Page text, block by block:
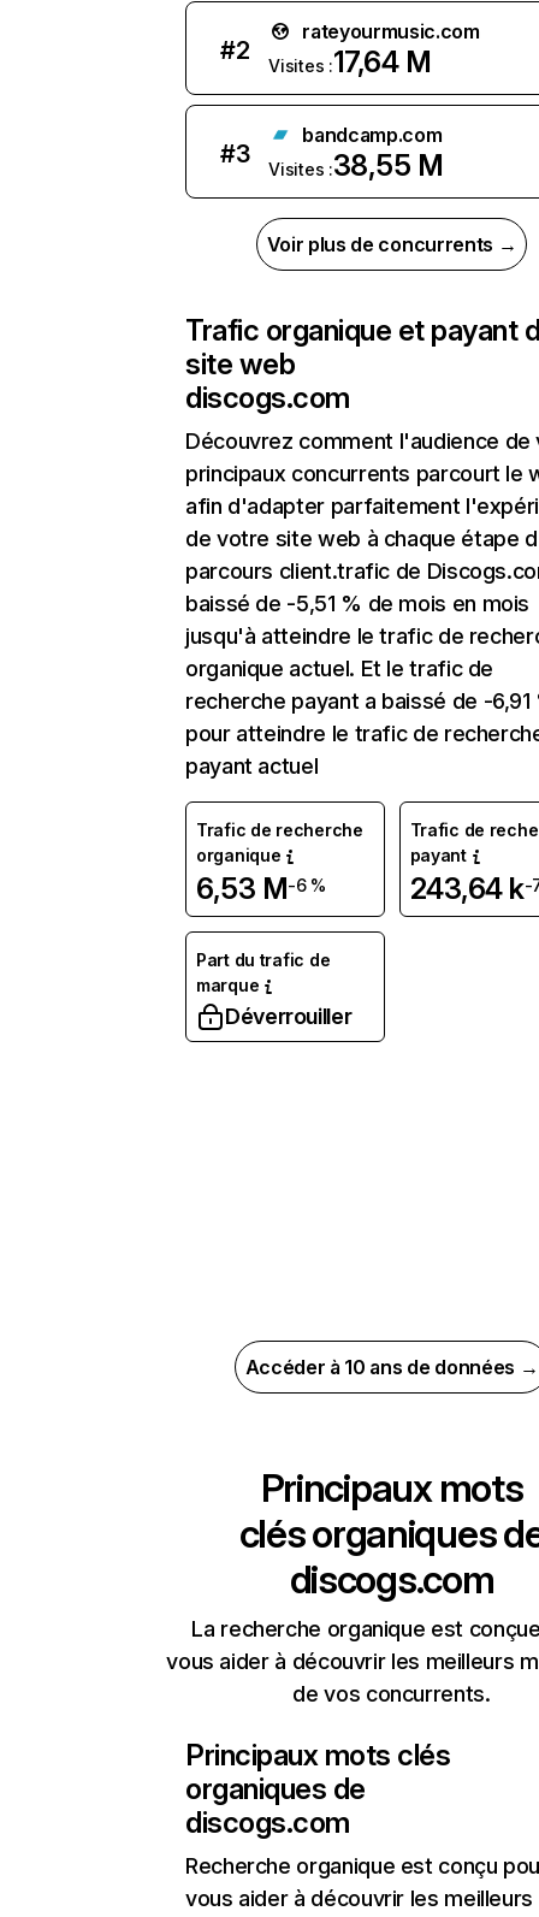
#2
rateyourmusic.com
Visites :17,64 M
#3
bandcamp.com
Visites :38,55 M
Voir plus de concurrents →
Trafic organique et payant
site web
discogs.com
Découvrez comment l'audience de
principaux concurrents parcourt le
afin d'adapter parfaitement
de votre site web à chaque étape
parcours client.trafic de
baissé de -5,51 % de mois en mois
jusqu'à atteindre le trafic de
organique actuel. Et le trafic de
recherche payant a baissé de -6,91
pour atteindre le trafic de
payant actuel
Trafic de recherche
organique
6,53 M-6 %
Trafic de
payant
243,64 k-
Part du trafic de
marque
Déverrouiller
Accéder à 10 ans de données →
Principaux mots
clés organiques
discogs.com
La recherche organique est
vous aider à découvrir les meilleurs
de vos concurrents.
Principaux mots clés
organiques de
discogs.com
Recherche organique est conçu
vous aider à découvrir les